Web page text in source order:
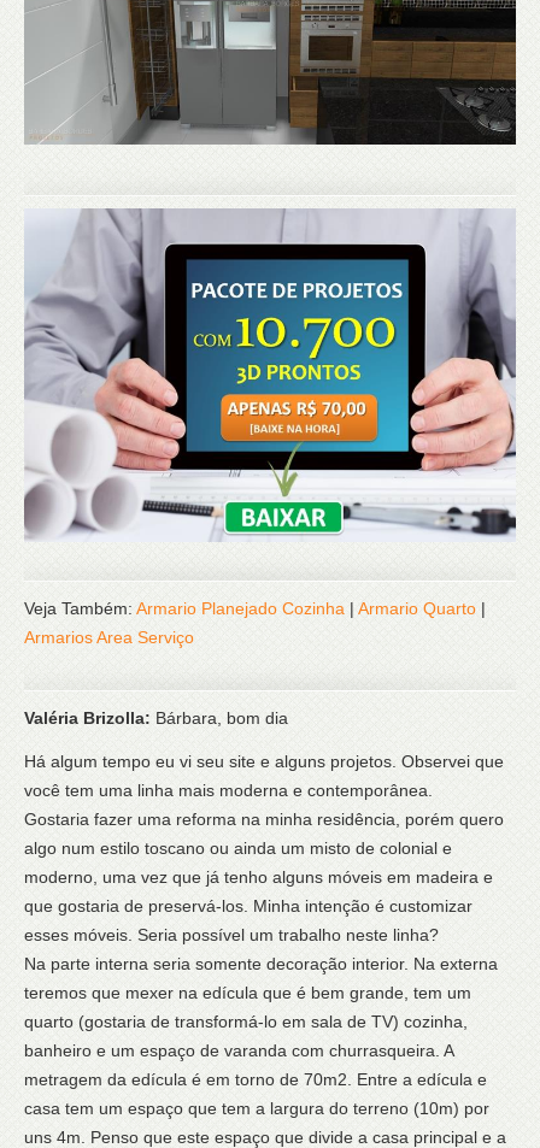
Veja Também: Armario Planejado Cozinha | Armario Quarto |
Armarios Area Serviço
Valéria Brizolla: Bárbara, bom dia
Há algum tempo eu vi seu site e alguns projetos. Observei que
você tem uma linha mais moderna e contemporânea.
Gostaria fazer uma reforma na minha residência, porém quero
algo num estilo toscano ou ainda um misto de colonial e
moderno, uma vez que já tenho alguns móveis em madeira e
que gostaria de preservá-los. Minha intenção é customizar
esses móveis. Seria possível um trabalho neste linha?
Na parte interna seria somente decoração interior. Na externa
teremos que mexer na edícula que é bem grande, tem um
quarto (gostaria de transformá-lo em sala de TV) cozinha,
banheiro e um espaço de varanda com churrasqueira. A
metragem da edícula é em torno de 70m2. Entre a edícula e
casa tem um espaço que tem a largura do terreno (10m) por
uns 4m. Penso que este espaço que divide a casa principal e a